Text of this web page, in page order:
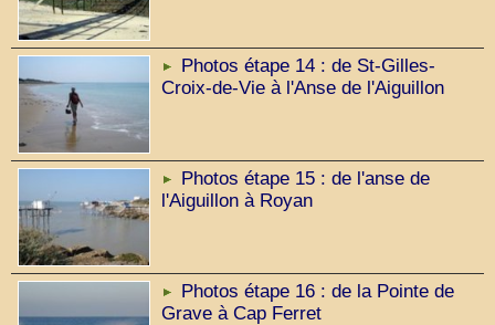
Photos étape 14 : de St-Gilles-
Croix-de-Vie à l'Anse de l'Aiguillon
Photos étape 15 : de l'anse de
l'Aiguillon à Royan
Photos étape 16 : de la Pointe de
Grave à Cap Ferret